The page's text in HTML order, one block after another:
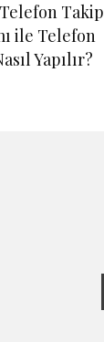
Takip
ile Telefon
Yapılır?